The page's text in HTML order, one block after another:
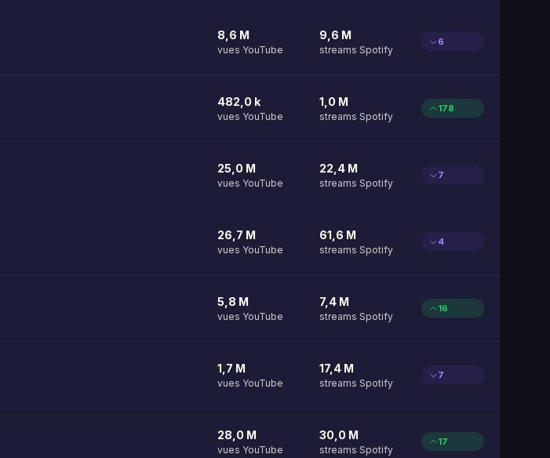
8,6 M
vues YouTube
9,6 M
streams Spotify
6
482,0 k
vues YouTube
1,0 M
streams Spotify
178
25,0 M
vues YouTube
22,4 M
streams Spotify
7
26,7 M
vues YouTube
61,6 M
streams Spotify
4
5,8 M
vues YouTube
7,4 M
streams Spotify
16
1,7 M
vues YouTube
17,4 M
streams Spotify
7
28,0 M
vues YouTube
30,0 M
streams Spotify
17